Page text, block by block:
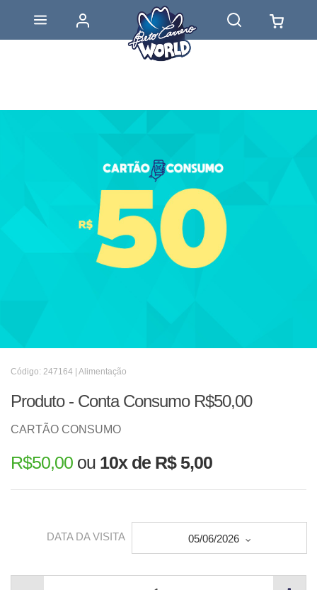
Código: 247164 | Alimentação
Produto - Conta Consumo R$50,00
CARTÃO CONSUMO
R$50,00 ou 10x de R$ 5,00
DATA DA VISITA 05/06/2026